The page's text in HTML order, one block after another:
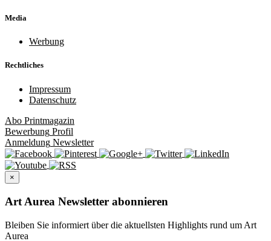
Media
Werbung
Rechtliches
Impressum
Datenschutz
Abo Printmagazin
Bewerbung Profil
Anmeldung Newsletter
×
Art Aurea Newsletter abonnieren
Bleiben Sie informiert über die aktuellsten Highlights rund um Art
Aurea